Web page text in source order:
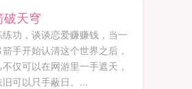
破天穹
功，谈谈恋爱赚赚钱，当一
手开始认清这个世界之后，
仅可以在网游里一手遮天，
可以只手蔽日。...